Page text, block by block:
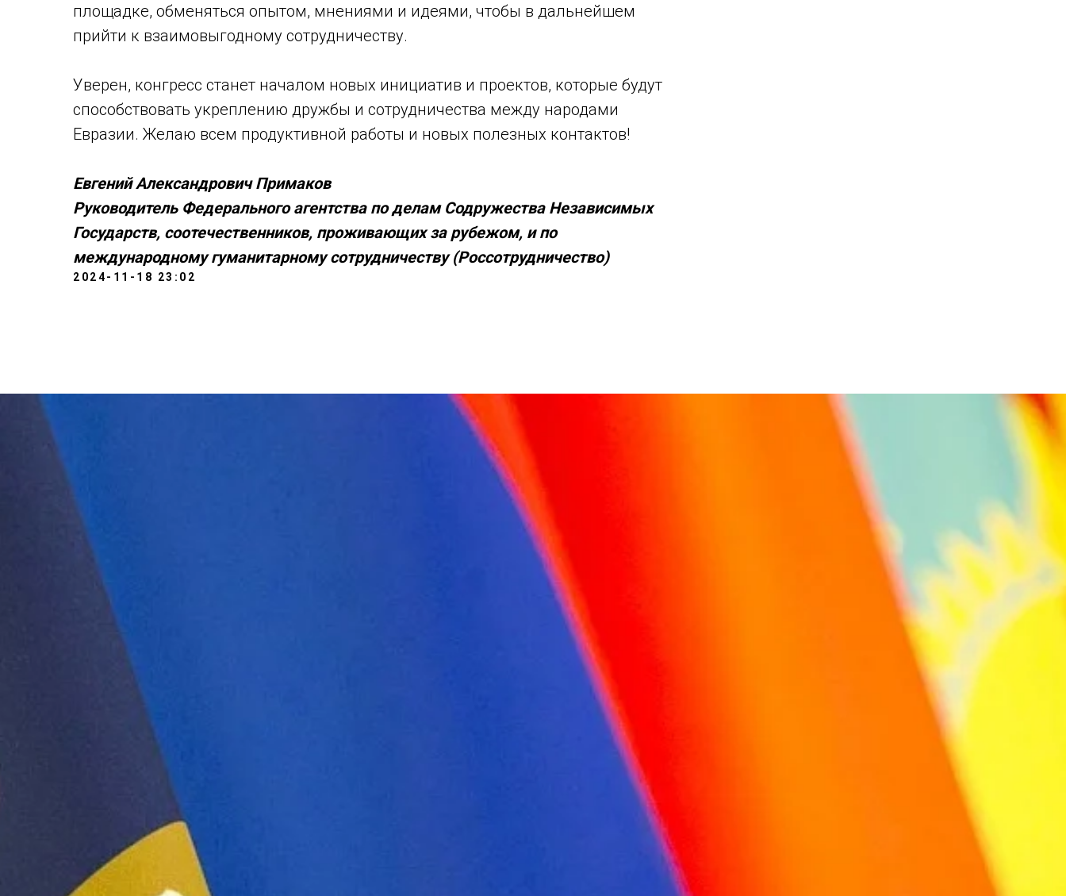
площадке, обменяться опытом, мнениями и идеями, чтобы в дальнейшем
прийти к взаимовыгодному сотрудничеству.
Уверен, конгресс станет началом новых инициатив и проектов, которые будут
способствовать укреплению дружбы и сотрудничества между народами
Евразии. Желаю всем продуктивной работы и новых полезных контактов!
Евгений Александрович Примаков
Руководитель Федерального агентства по делам Содружества Независимых
Государств, соотечественников, проживающих за рубежом, и по
международному гуманитарному сотрудничеству (Россотрудничество)
2024-11-18 23:02